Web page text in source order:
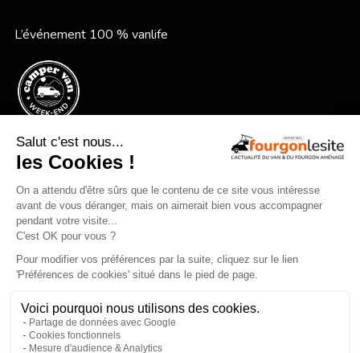
L’événement 100 % vanlife
Le festival vanlife en bord de mer
Mentions légales
Devenir annonceur